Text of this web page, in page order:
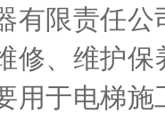
有限责任
修、维护
用于电梯